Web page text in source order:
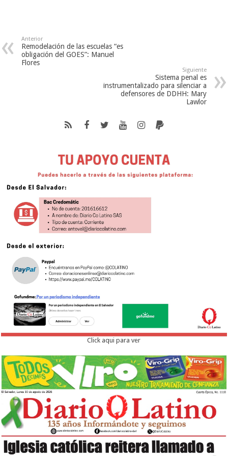
Anterior
Remodelación de las escuelas “es
obligación del GOES”: Manuel
Flores
Siguiente
Sistema penal es
instrumentalizado para silenciar a
defensores de DDHH: Mary
Lawlor
Click aqui para ver